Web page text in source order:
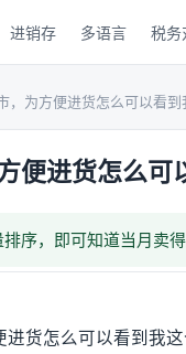
进销存 多语言 税务
，为方便进货怎么可以看
便进货怎么可
序，即可知道当月卖得
货怎么可以看到我